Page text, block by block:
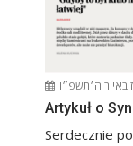
Artykuł o
Serdecznie